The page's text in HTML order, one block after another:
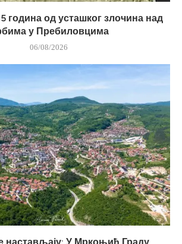
од усташког злочина над
у Пребиловцима
06/08/2026
настављају: У Мркоњић Граду